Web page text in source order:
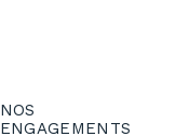
NOS
ENGAGEMENTS